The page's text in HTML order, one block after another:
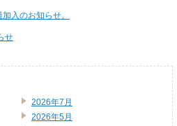
入のお知らせ。
せ
2026年7月
2026年5月